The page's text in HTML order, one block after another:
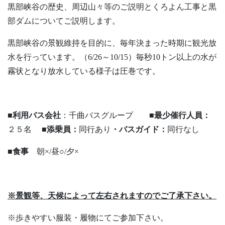
黒部峡谷の歴史、周辺山々等のご説明とくろよん工事と黒
部ダムについてご説明します。
黒部峡谷の景観維持を目的に、毎年決まった時期に観光放
水を行っています。（6/26～10/15）毎秒10トン以上の水が
霧状となり放水している様子は圧巻です。
■利用バス会社 ：千曲バスグループ ■最少催行人員：
２５名
■添乗員： 同行あり ・バスガイド： 同行なし
■食事 朝×/昼○/夕×
※景観等、天候によって左右されますのでご了承下さい。
※歩きやすい服装・履物にてご参加下さい。